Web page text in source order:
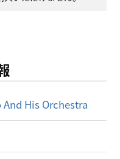
His Orchestra